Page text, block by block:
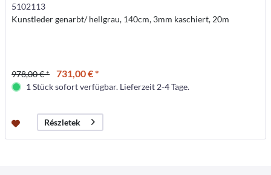
5102113
Kunstleder genarbt/ hellgrau, 140cm, 3mm kaschiert, 20m
978,00 € * 731,00 € *
1 Stück sofort verfügbar. Lieferzeit 2-4 Tage.
Részletek